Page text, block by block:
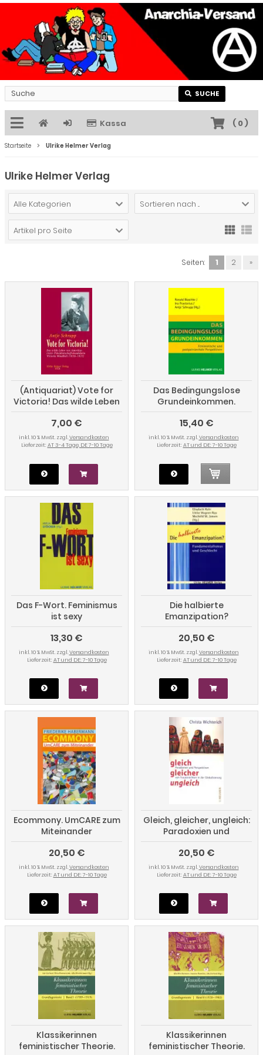
SUCHE
Kassa ( 0)
Startseite Ulrike Helmer Verlag
Ulrike Helmer Verlag
Alle Kategorien Sortieren nach ...
Artikel pro Seite
Seiten: 1 2 »
(Antiquariat) Vote for
Victoria! Das wilde Leben
von Amerikas erster
Präsidentschaftskandidatin
Victoria Woodhull (1838-
1927)
7,00 €
inkl. 10 % MwSt. zzgl.Versandkosten
Lieferzeit: AT 3-4 Tage, DE 7-10 Tage
Das Bedingungslose
Grundeinkommen.
Feministische und
postpatriarchale
Perspektiven
15,40 €
inkl. 10 % MwSt. zzgl.Versandkosten
Lieferzeit: AT und DE: 7-10 Tage
Das F-Wort. Feminismus
ist sexy
13,30 €
inkl. 10 % MwSt. zzgl.Versandkosten
Lieferzeit: AT und DE: 7-10 Tage
Die halbierte
Emanzipation?
Fundamentalismus und
Geschlecht
20,50 €
inkl. 10 % MwSt. zzgl.Versandkosten
Lieferzeit: AT und DE: 7-10 Tage
Ecommony. UmCARE zum
Miteinander
20,50 €
inkl. 10 % MwSt. zzgl.Versandkosten
Lieferzeit: AT und DE: 7-10 Tage
Gleich, gleicher, ungleich:
Paradoxien und
Perspektiven von
Frauenrechten in der
Globalisierung
20,50 €
inkl. 10 % MwSt. zzgl.Versandkosten
Lieferzeit: AT und DE: 7-10 Tage
Klassikerinnen
feministischer Theorie.
Klassikerinnen
feministischer Theorie.